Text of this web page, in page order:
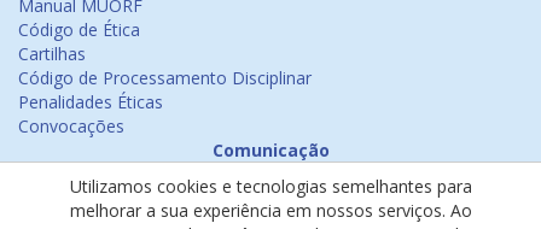
Manual MUORF
Código de Ética
Cartilhas
Código de Processamento Disciplinar
Penalidades Éticas
Convocações
Comunicação
Emissão de Certificados
Psicologia na Mídia
Utilizamos cookies e tecnologias semelhantes para
melhorar a sua experiência em nossos serviços. Ao